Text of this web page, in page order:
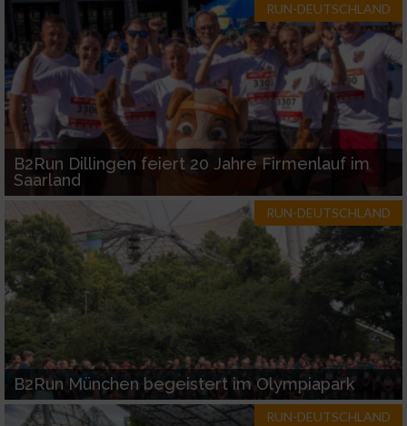
RUN-DEUTSCHLAND
B2Run Dillingen feiert 20 Jahre Firmenlauf im
Saarland
RUN-DEUTSCHLAND
B2Run München begeistert im Olympiapark
RUN-DEUTSCHLAND